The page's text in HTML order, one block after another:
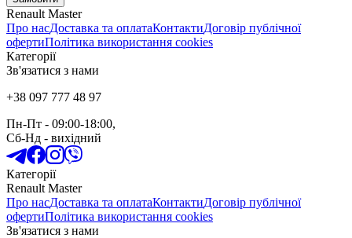
Renault Master
Про насДоставка та оплатаКонтактиДоговір публічної
офертиПолітика використання cookies
Категорії
Зв'язатися з нами
+38 097 777 48 97
Пн-Пт - 09:00-18:00,
Сб-Нд - вихідний
Категорії
Renault Master
Про насДоставка та оплатаКонтактиДоговір публічної
офертиПолітика використання cookies
Зв'язатися з нами